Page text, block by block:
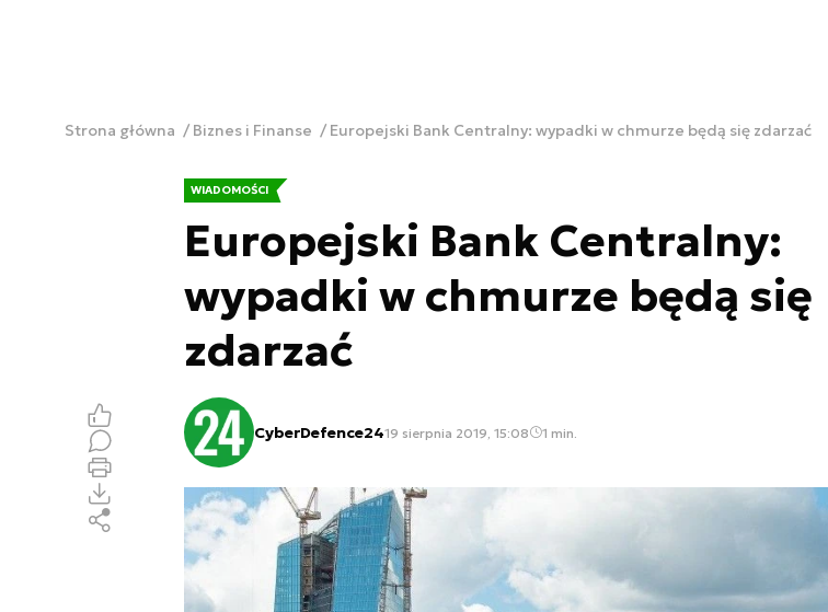
Strona główna Biznes i Finanse Europejski Bank Centralny: wypadki w chmurze będą się zdarzać
WIADOMOŚCI
Europejski Bank Centralny:
wypadki w chmurze będą się
zdarzać
CyberDefence2419 sierpnia 2019, 15:08 1 min.